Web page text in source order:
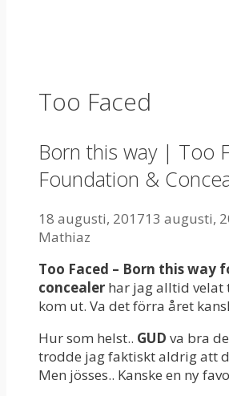
Too Faced
Born this way | Too
Foundation &
18 augusti, 201713 augusti,
Mathiaz
Too Faced – Born this way
concealer har jag alltid velat
kom ut. Va det förra året
Hur som helst.. GUD va bra
trodde jag faktiskt aldrig att
Men jösses.. Kanske en ny